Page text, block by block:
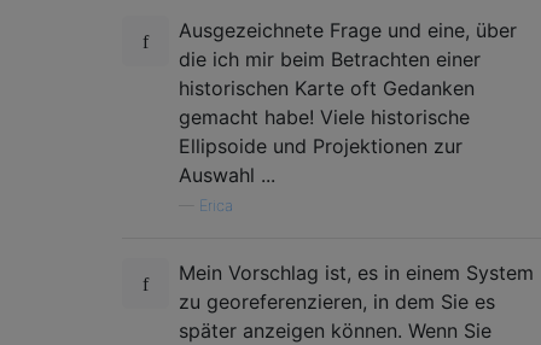
Ausgezeichnete Frage und eine, über
die ich mir beim Betrachten einer
historischen Karte oft Gedanken
gemacht habe! Viele historische
Ellipsoide und Projektionen zur
Auswahl ...
Erica
Mein Vorschlag ist, es in einem System
zu georeferenzieren, in dem Sie es
später anzeigen können. Wenn Sie